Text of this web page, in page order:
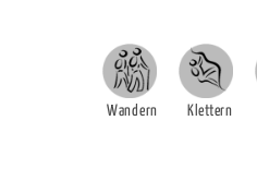
Wandern Klettern